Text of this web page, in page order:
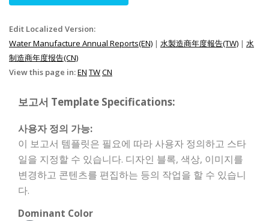
Edit Localized Version:
Water Manufacture Annual Reports(EN) | 水製造商年度報告(TW) | 水
制造商年度报告(CN)
View this page in:EN TWCN
보고서 Template Specifications:
사용자 정의 가능:
이 보고서 템플릿은 필요에 따라 사용자 정의하고 스타
일을 지정할 수 있습니다. 디자인 블록, 색상, 이미지를
변경하고 콘텐츠를 편집하는 등의 작업을 할 수 있습니
다.
Dominant Color